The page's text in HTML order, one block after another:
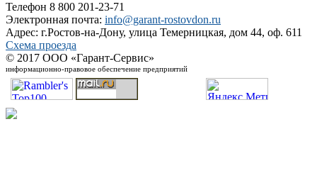
Телефон 8 800 201-23-71
Электронная почта: info@garant-rostovdon.ru
Адрес: г.Ростов-на-Дону, улица Темерницкая, дом 44, оф. 611
Схема проезда
© 2017 ООО «Гарант-Сервис»
информационно-правовое обеспечение предприятий